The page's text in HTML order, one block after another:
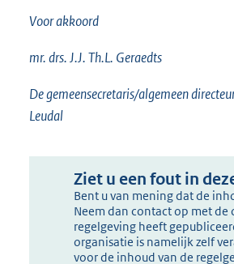
Voor akkoord
mr. drs. J.J. Th.L. Geraedts
De gemeensecretaris/algemeen
Leudal
Ziet u een fout in
Bent u van mening dat de
Neem dan contact op met de
regelgeving heeft
organisatie is namelijk zelf
voor de inhoud van de